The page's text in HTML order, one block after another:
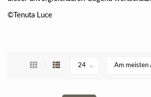
© Tenuta Luce